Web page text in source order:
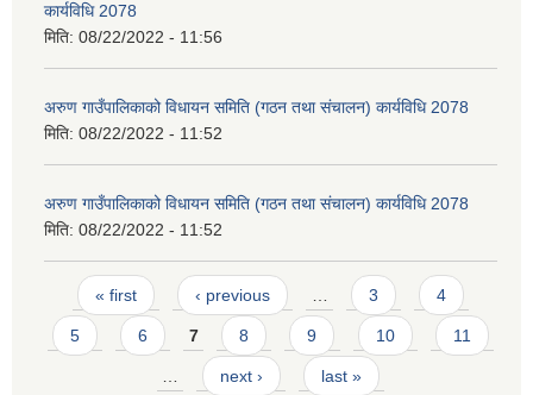
कार्यविधि 2078
मिति: 08/22/2022 - 11:56
अरुण गाउँपालिकाको विधायन समिति (गठन तथा संचालन) कार्यविधि 2078
मिति: 08/22/2022 - 11:52
अरुण गाउँपालिकाको विधायन समिति (गठन तथा संचालन) कार्यविधि 2078
मिति: 08/22/2022 - 11:52
Pages
« first ‹ previous 3 4
5 6 7 8 9 10 11
next › last »